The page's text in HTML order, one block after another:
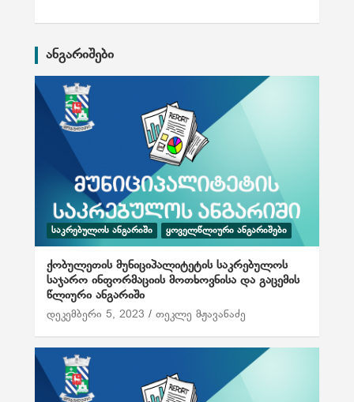
ანგარიშები
ᲡᲐᲙᲠᲔᲑᲣᲚᲝᲡ ᲐᲜᲒᲐᲠᲘᲨᲘ ᲧᲝᲕᲔᲚᲬᲚᲘᲣᲠᲘ ᲐᲜᲒᲐᲠᲘᲨᲔᲑᲘ
ქობულეთის მუნიციპალიტეტის საკრებულოს
საჯარო ინფორმაციის მოთხოვნისა და გაცემის
წლიური ანგარიში
დეკემბერი 5, 2023 თეკლე მჟავანაძე